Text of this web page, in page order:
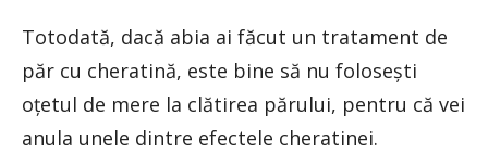
Totodată, dacă abia ai făcut un tratament de
păr cu cheratină, este bine să nu folosești
oțetul de mere la clătirea părului, pentru că vei
anula unele dintre efectele cheratinei.